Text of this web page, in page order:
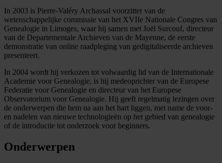
In 2003 is Pierre-Valéry Archassal voorzitter van de
wetenschappelijke commissie van het XVIIe Nationale Congres van
Genealogie in Limoges, waar hij samen met Joël Surcouf, directeur
van de Departementale Archieven van de Mayenne, de eerste
demonstratie van online raadpleging van gedigitaliseerde archieven
presenteert.
In 2004 wordt hij verkozen tot volwaardig lid van de Internationale
Academie voor Genealogie, is hij medeoprichter van de Europese
Federatie voor Genealogie en directeur van het Europese
Observatorium voor Genealogie. Hij geeft regelmatig lezingen over
de onderwerpen die hem na aan het hart liggen, met name de voor-
en nadelen van nieuwe technologieën op het gebied van genealogie
of de introductie tot onderzoek voor beginners.
Onderwerpen